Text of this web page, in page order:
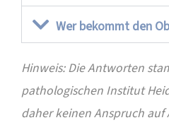
Wer bekommt den
Hinweis: Die Antworten
pathologischen Institut
daher keinen Anspruch